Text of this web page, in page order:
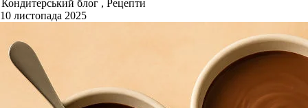
блог , Рецепти
листопада 2025